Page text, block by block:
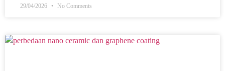
29/04/2026 No Comments